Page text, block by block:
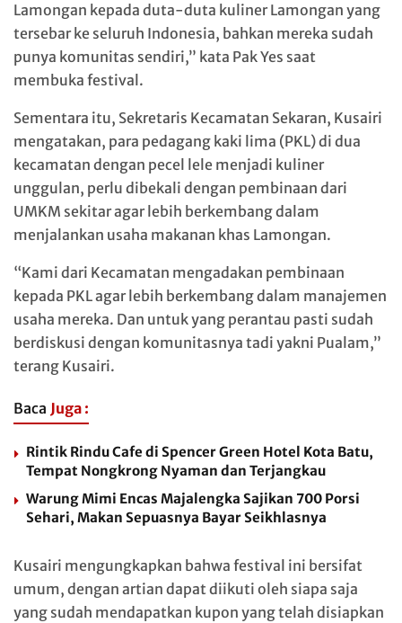
Lamongan kepada duta-duta kuliner Lamongan yang
tersebar ke seluruh Indonesia, bahkan mereka sudah
punya komunitas sendiri,” kata Pak Yes saat
membuka festival.
Sementara itu, Sekretaris Kecamatan Sekaran, Kusairi
mengatakan, para pedagang kaki lima (PKL) di dua
kecamatan dengan pecel lele menjadi kuliner
unggulan, perlu dibekali dengan pembinaan dari
UMKM sekitar agar lebih berkembang dalam
menjalankan usaha makanan khas Lamongan.
“Kami dari Kecamatan mengadakan pembinaan
kepada PKL agar lebih berkembang dalam manajemen
usaha mereka. Dan untuk yang perantau pasti sudah
berdiskusi dengan komunitasnya tadi yakni Pualam,”
terang Kusairi.
Baca Juga :
Rintik Rindu Cafe di Spencer Green Hotel Kota Batu,
Tempat Nongkrong Nyaman dan Terjangkau
Warung Mimi Encas Majalengka Sajikan 700 Porsi
Sehari, Makan Sepuasnya Bayar Seikhlasnya
Kusairi mengungkapkan bahwa festival ini bersifat
umum, dengan artian dapat diikuti oleh siapa saja
yang sudah mendapatkan kupon yang telah disiapkan